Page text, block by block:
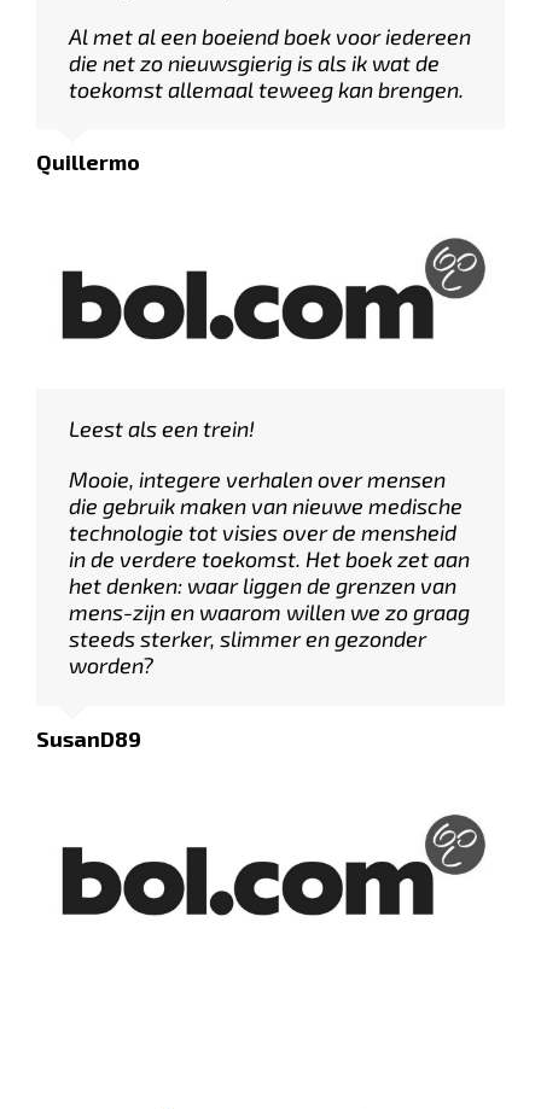
Al met al een boeiend boek voor iedereen
die net zo nieuwsgierig is als ik wat de
toekomst allemaal teweeg kan brengen.
Quillermo
Leest als een trein!
Mooie, integere verhalen over mensen
die gebruik maken van nieuwe medische
technologie tot visies over de mensheid
in de verdere toekomst. Het boek zet aan
het denken: waar liggen de grenzen van
mens-zijn en waarom willen we zo graag
steeds sterker, slimmer en gezonder
worden?
SusanD89